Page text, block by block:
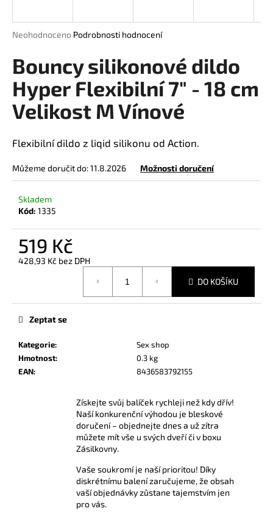
Průměrné
produktu
je
0,0
5
hvězdiček.
Neohodnoceno Podrobnosti hodnocení
Bouncy silikonové dildo
Hyper Flexibilní 7" - 18 cm
Velikost M Vínové
Flexibilní dildo z liqid silikonu od Action.
Můžeme doručit do:11.8.2026 Možnosti doručení
Skladem
Kód: 1335
519 Kč
428,93 Kč bez DPH
DO KOŠÍKU
Kategorie:
Sex shop
Hmotnost:
0.3 kg
EAN: 8436583792155
Zeptat se
Získejte svůj balíček rychleji než kdy dřív!
Naší konkurenční výhodou je bleskové
doručení – objednejte dnes a už zítra
můžete mít vše u svých dveří či v boxu
Zásilkovny.
Vaše soukromí je naší prioritou! Díky
diskrétnímu balení zaručujeme, že obsah
vaší objednávky zůstane tajemstvím jen
pro vás.
j
t
?
HLEDAT
D
o
u
j
e